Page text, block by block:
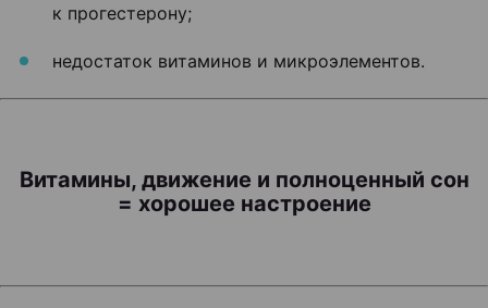
к прогестерону;
недостаток витаминов и микроэлементов.
Витамины, движение и полноценный сон
= хорошее настроение